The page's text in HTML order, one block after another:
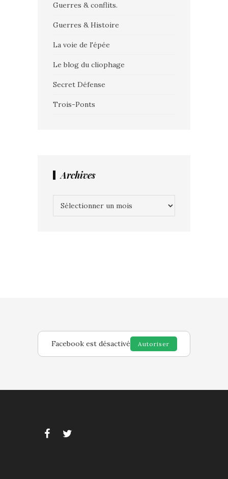
Guerres & conflits.
Guerres & Histoire
La voie de l'épée
Le blog du cliophage
Secret Défense
Trois-Ponts
Archives
Facebook est désactivé Autoriser